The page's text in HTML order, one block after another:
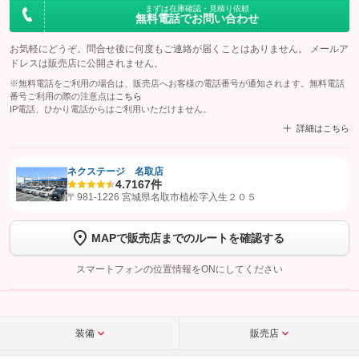
まずは在庫確認・見積り依頼
無料電話でお問い合わせ
お気軽にどうぞ。問合せ後に何度もご連絡が届くことはありません。 メールア
ドレスは販売店に公開されません。
※無料電話をご利用の場合は、販売店へお客様の電話番号が通知されます。無料電話
番号ご利用の際の注意点は こちら
IP電話、ひかり電話からはご利用いただけません。
詳細はこちら
【STEP1】認証画面でグーネットを友だち追加してから「許可する」ボタンを押
トーク画面で
ボタンをタップして問い合わせを
完了してください。
こちら
ネクステージ 名取店
4.7167件
〒981-1226 宮城県名取市植松字入生２０５
MAPで販売店までのルートを確認する
スマートフォンの位置情報をONにしてください
装備 販売店